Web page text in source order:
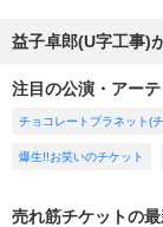
益子卓郎(U字工事)
注目の公演・アー
チョコレートプラネット(
爆生!!お笑いのチケット
売れ筋チケットの